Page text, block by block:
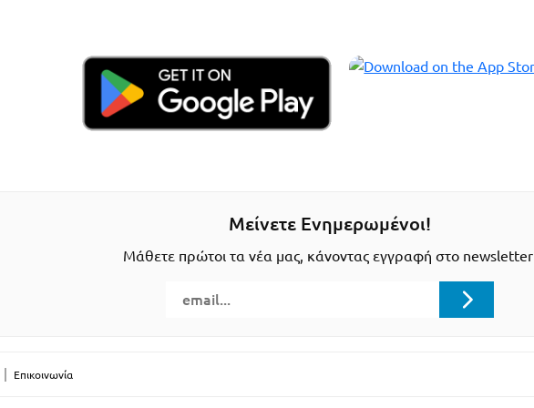
Μείνετε Ενημερωμένοι!
Μάθετε πρώτοι τα νέα μας, κάνοντας εγγραφή στο
Επικοινωνία